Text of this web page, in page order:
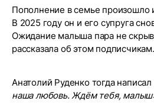
Пополнение в семье произошло
В 2025 году он и его супруга
Ожидание малыша пара не
рассказала об этом подписчикам.
Анатолий Руденко тогда написал
наша любовь. Ждём тебя,